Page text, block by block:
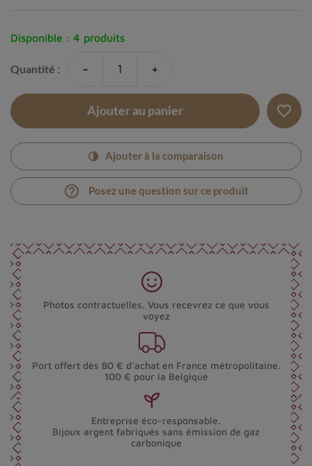
Disponible : 4 produits
Quantité : - +
Ajouter au panier favorite_border
Ajouter à la comparaison
help_outline Posez une question sur ce produit
Photos contractuelles. Vous recevrez ce que vous
voyez
Port offert dès 80 € d’achat en France métropolitaine.
100 € pour la Belgique
Entreprise éco-responsable.
Bijoux argent fabriqués sans émission de gaz
carbonique